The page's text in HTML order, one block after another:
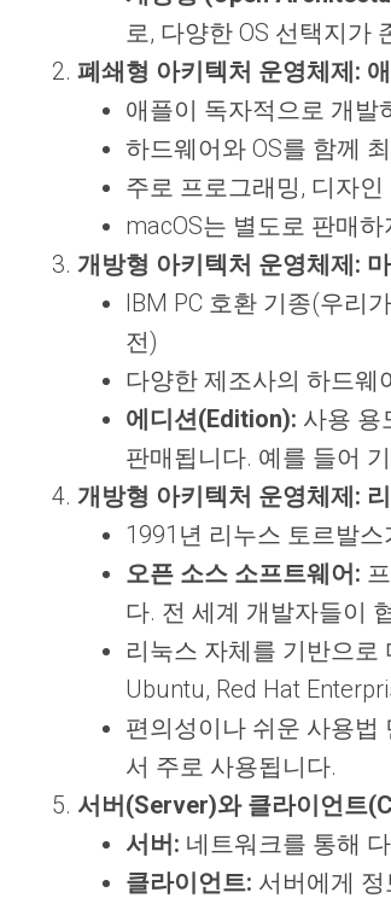
로, 다양한 OS 선택지가
폐쇄형 아키텍처 운영체제:
애플이 독자적으로 개발
하드웨어와 OS를 함께
주로 프로그래밍, 디자
macOS는 별도로 판매
개방형 아키텍처 운영체제:
IBM PC 호환 기종(우리
전)
다양한 제조사의 하드웨
에디션(Edition): 사용 용
판매됩니다. 예를 들어
개방형 아키텍처 운영체제:
1991년 리누스 토르발
오픈 소스 소프트웨어:
다. 전 세계 개발자들이
리눅스 자체를 기반으로
Ubuntu, Red Hat
편의성이나 쉬운 사용법
서 주로 사용됩니다.
서버(Server)와 클라이언트
서버: 네트워크를 통해
클라이언트: 서버에게